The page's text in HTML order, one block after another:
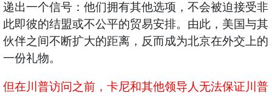
递出一个信号：他们拥有其他选项，不会被迫接受非
此即彼的结盟或不公平的贸易安排。由此，美国与其
伙伴之间不断扩大的距离，反而成为北京在外交上的
一份礼物。
但在川普访问之前，卡尼和其他领导人无法保证川普